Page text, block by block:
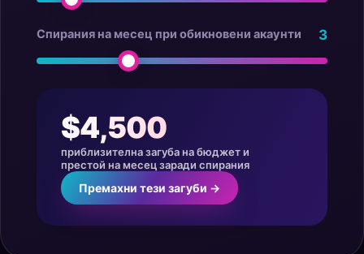
Спирания на месец при обикновени акаунти 3
$4,500
приблизителна загуба на бюджет и
престой на месец заради спирания
Премахни тези загуби →